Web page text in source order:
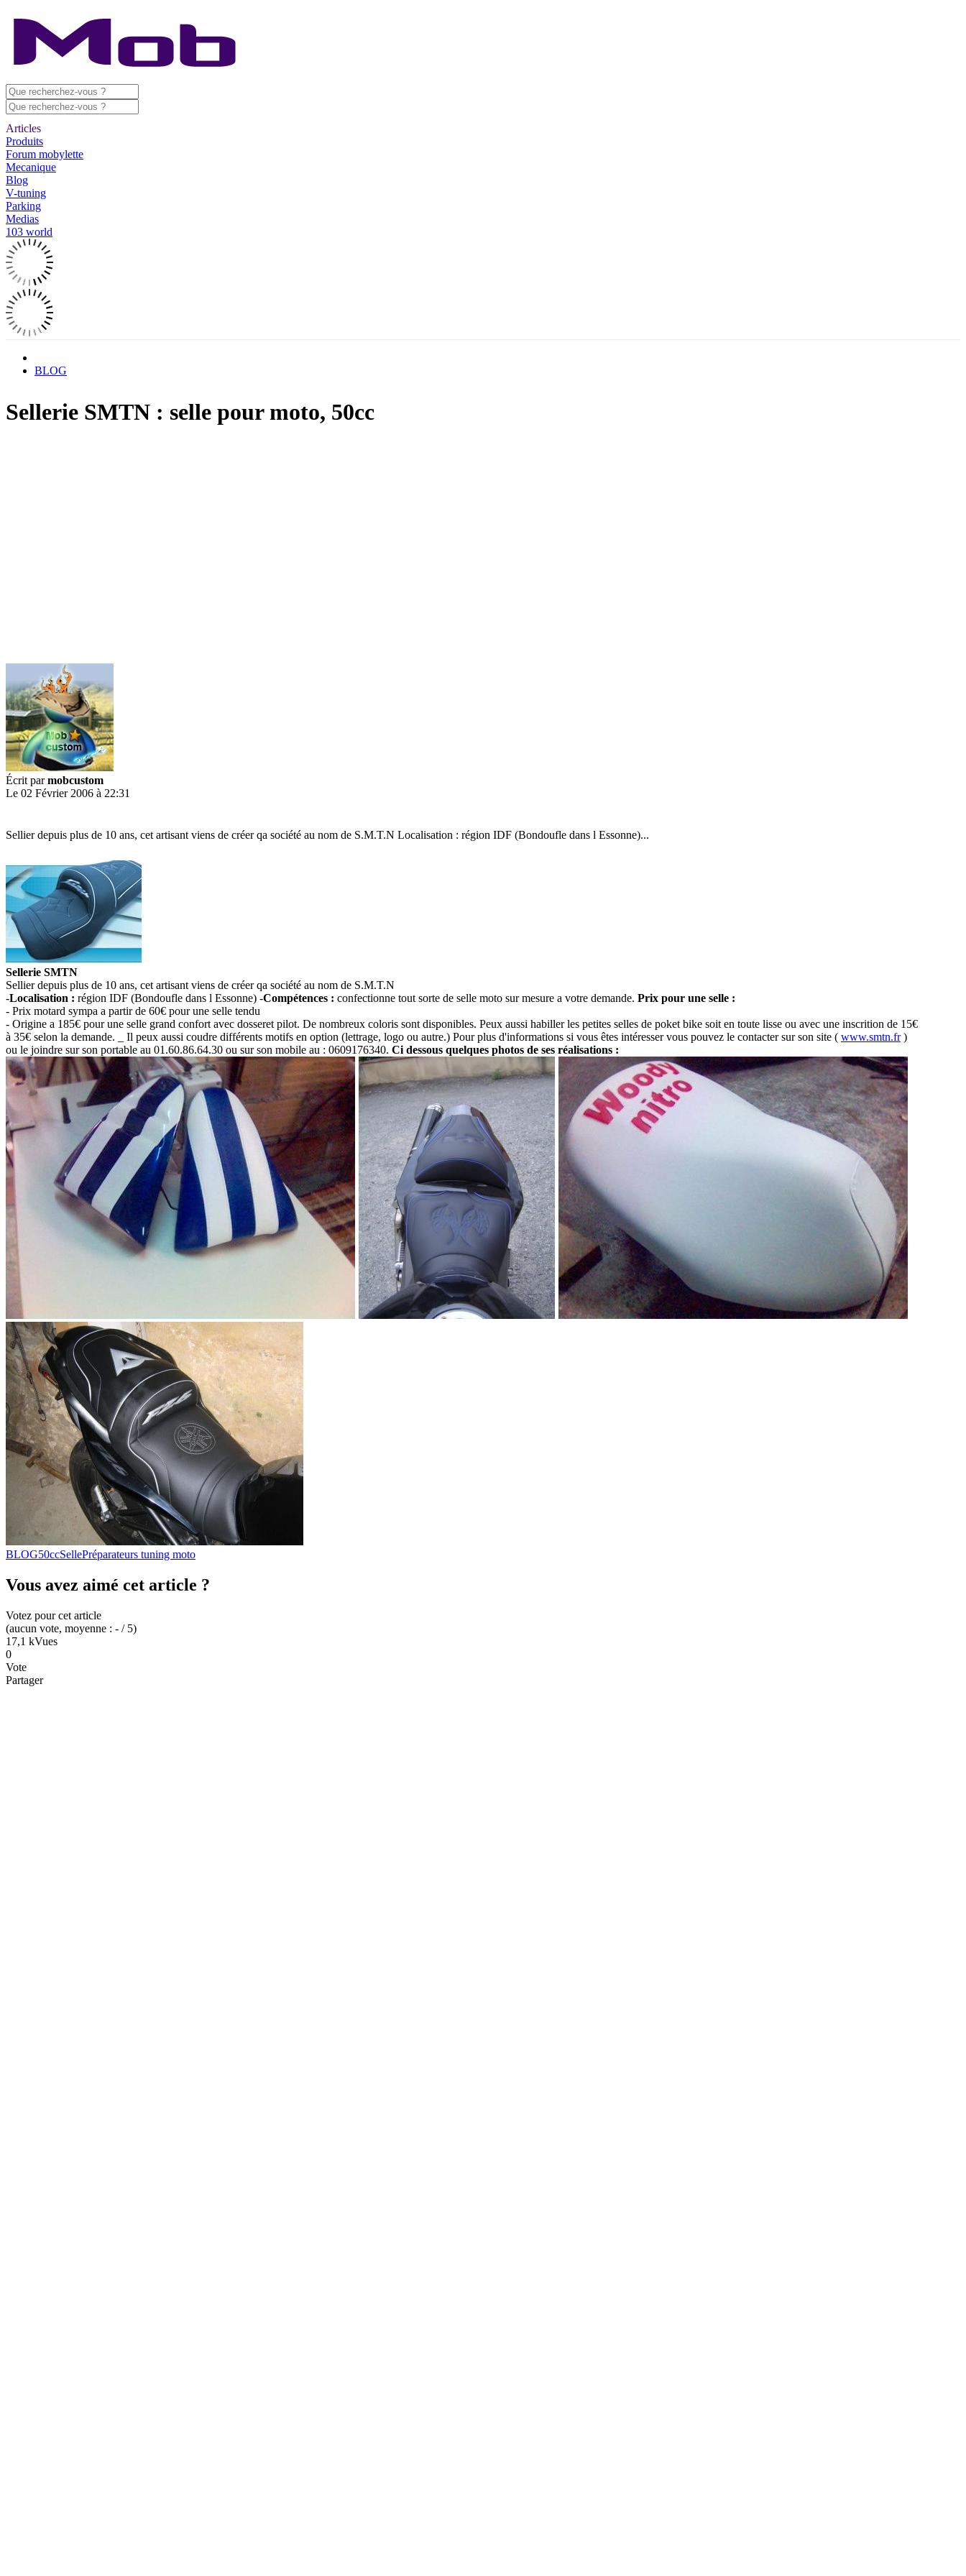
Articles
Produits
Forum mobylette
Mecanique
Blog
V-tuning
Parking
Medias
103 world
BLOG
Sellerie SMTN : selle pour moto, 50cc
Écrit parmobcustom
Le 02 Février 2006 à 22:31
Sellier depuis plus de 10 ans, cet artisant viens de créer qa société au nom de S.M.T.N Localisation : région IDF (Bondoufle dans l Essonne)...
Sellerie SMTN
Sellier depuis plus de 10 ans, cet artisant viens de créer qa société au nom de S.M.T.N
-Localisation : région IDF (Bondoufle dans l Essonne) -Compétences : confectionne tout sorte de selle moto sur mesure a votre demande. Prix pour une selle :
- Prix motard sympa a partir de 60€ pour une selle tendu
- Origine a 185€ pour une selle grand confort avec dosseret pilot. De nombreux coloris sont disponibles. Peux aussi habiller les petites selles de poket bike soit en toute lisse ou avec une inscrition de 15€
à 35€ selon la demande. _ Il peux aussi coudre différents motifs en option (lettrage, logo ou autre.) Pour plus d'informations si vous êtes intéresser vous pouvez le contacter sur son site ( www.smtn.fr)
ou le joindre sur son portable au 01.60.86.64.30 ou sur son mobile au : 0609176340. Ci dessous quelques photos de ses réalisations :
BLOG50ccSellePréparateurs tuning moto
Vous avez aimé cet article ?
Votez pour cet article
(aucun vote, moyenne : - / 5)
17,1 kVues
0
Vote
Partager